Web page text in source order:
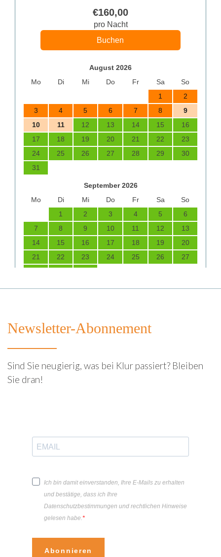
Newsletter-Abonnement
Sind Sie neugierig, was bei Klur passiert? Bleiben
Sie dran!
Ich bin damit einverstanden, Ihre E-Mails zu erhalten
und bestätige, dass ich Ihre
Datenschutzbestimmungen und rechtlichen Hinweise
gelesen habe.
Abonnieren